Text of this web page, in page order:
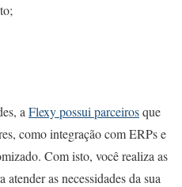
a Flexy possui parceirosque
como integração com ERPs e
Com isto, você realiza as
as necessidades da sua